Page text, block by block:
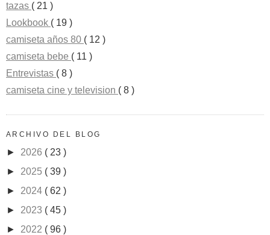
tazas ( 21 )
Lookbook ( 19 )
camiseta años 80 ( 12 )
camiseta bebe ( 11 )
Entrevistas ( 8 )
camiseta cine y television ( 8 )
ARCHIVO DEL BLOG
► 2026 ( 23 )
► 2025 ( 39 )
► 2024 ( 62 )
► 2023 ( 45 )
► 2022 ( 96 )